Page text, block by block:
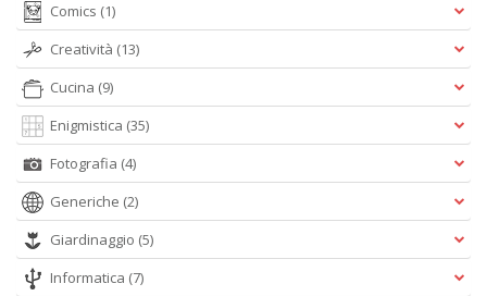
Comics (1)
Creatività (13)
Cucina (9)
Enigmistica (35)
Fotografia (4)
Generiche (2)
Giardinaggio (5)
Informatica (7)